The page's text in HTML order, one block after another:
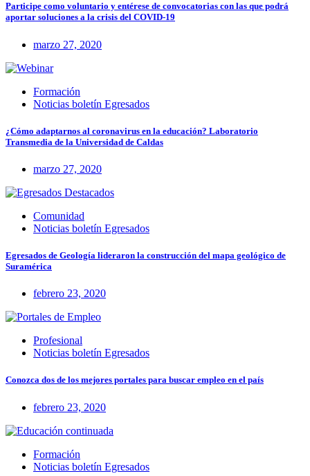
Participe como voluntario y entérese de convocatorias con las que podrá
aportar soluciones a la crisis del COVID-19
marzo 27, 2020
Formación
Noticias boletín Egresados
¿Cómo adaptarnos al coronavirus en la educación? Laboratorio
Transmedia de la Universidad de Caldas
marzo 27, 2020
Comunidad
Noticias boletín Egresados
Egresados de Geología lideraron la construcción del mapa geológico de
Suramérica
febrero 23, 2020
Profesional
Noticias boletín Egresados
Conozca dos de los mejores portales para buscar empleo en el país
febrero 23, 2020
Formación
Noticias boletín Egresados